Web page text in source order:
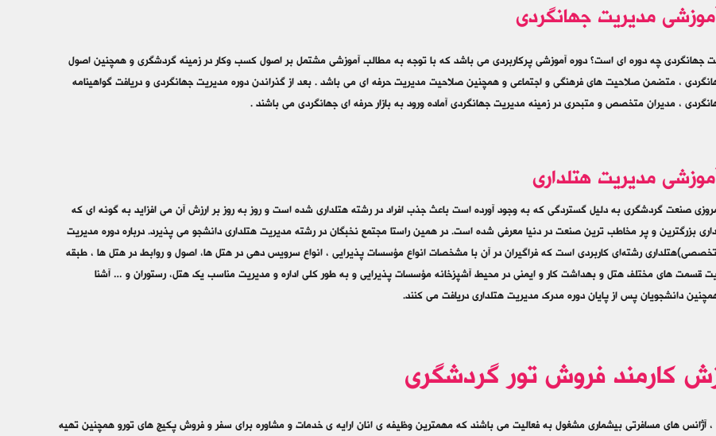
مدیریت جهانگردی
جهانگردی چه دوره ای است؟ دوره آموزشی پرکاربردی می باشد که با توجه به مطالب آموزشی مشتمل بر اصول کسب وکار در زمینه گردشگری و همچنین اصول
، متضمن صلاحیت های فرهنگی و اجتماعی و همچنین صلاحیت مدیریت حرفه ای می باشد . بعد از گذراندن دوره مدیریت جهانگردی و دریافت گواهینامه
، مدیران متخصص و متبحری در زمینه مدیریت جهانگردی آماده ورود به بازار حرفه ای جهانگردی می باشند .
مدیریت هتلداری
صنعت گردشگري به دليل گستردگي که به وجود آورده است باعث جذب افراد در رشته هتلداری شده است و روز به روز بر ارزش آن مي افزايد به گونه اي که
بزرگترين و پر مخاطب ترين صنعت در دنيا معرفي شده است. در همین راستا مجتمع نخبگان در رشته مدیریت هتلداری دانشجو می پذیرد. درباره دوره مدیريت
رشته‌ای کاربردی است که فراگیران در آن با مشخصات انواع مؤسسات پذیرایی ، انواع سرويس دهی در هتل ها، اصول و روابط در هتل ها ، طبقه
قسمت های مختلف هتل و بهداشت کار و ایمنی در محیط آشپزخانه مؤسسات پذیرایی و به طور کلی اداره و مدیريت مناسب یک هتل، رستوران و … آشنا
دانشجویان پس از پایان دوره مدرک مدیریت هتلداری دریافت می کنند.
کارمند فروش تور گردشگری
، آژانس های مسافرتی بیشماری مشغول به فعالیت می باشند که مهمترین وظیفه ی انان ارایه ی خدمات و مشاوره برای سفر و فروش پکیج های تورو همچنین تهیه